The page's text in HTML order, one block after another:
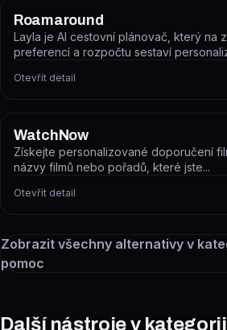
Roamaround
Layla je AI cestovní plánovač, který na
preferencí a rozpočtu sestaví
Otevřít detail
WatchNow
Získejte personalizované doporučení
názvy filmů nebo pořadů, které jste...
Otevřít detail
Zobrazit všechny alternativy v
pomoc
Další nástroje v